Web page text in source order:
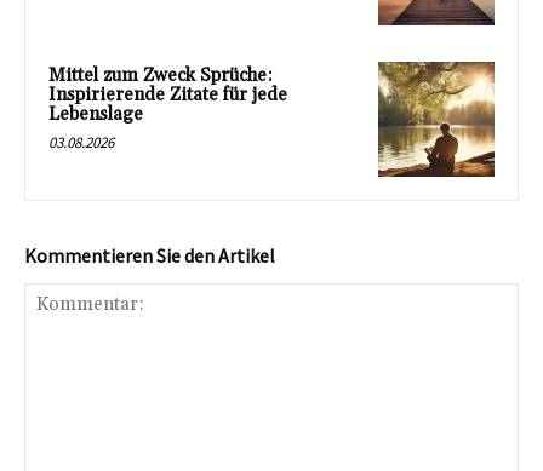
Mittel zum Zweck Sprüche:
Inspirierende Zitate für jede
Lebenslage
03.08.2026
Kommentieren Sie den Artikel